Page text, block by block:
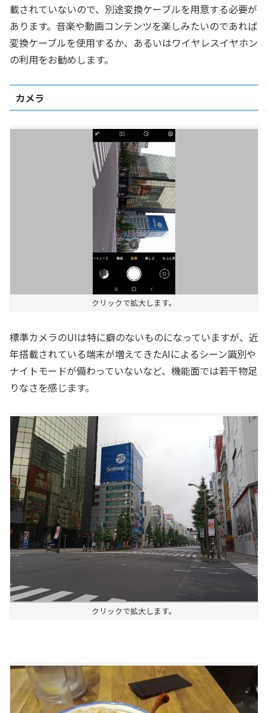
載されていないので、別途変換ケーブルを用意する必要が
あります。音楽や動画コンテンツを楽しみたいのであれば
変換ケーブルを使用するか、あるいはワイヤレスイヤホン
の利用をお勧めします。
カメラ
クリックで拡大します。
標準カメラのUIは特に癖のないものになっていますが、近
年搭載されている端末が増えてきたAIによるシーン識別や
ナイトモードが備わっていないなど、機能面では若干物足
りなさを感じます。
クリックで拡大します。